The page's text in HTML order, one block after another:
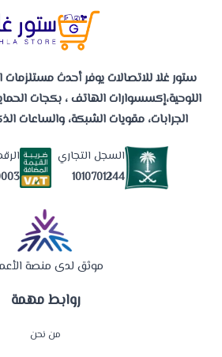
روابط مهمة
من نحن
ستور غلا للاتصالات يوفر أحدث مستلزمات
اللوحية،إكسسوارات الهاتف ، بكجات
الجرابات، مقويات الشبكة، والساعات
السجل التجاري
1010701244
موثق لدى منصة